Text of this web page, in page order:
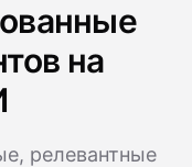
на
релевантные